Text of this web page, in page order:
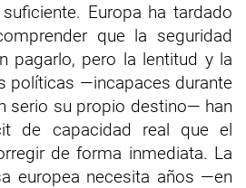
Europa ha tardado
que la seguridad
pagarlo, pero la lentitud y la
políticas —incapaces durante
serio su propio destino— han
de capacidad real que el
de forma inmediata. La
europea necesita años —en